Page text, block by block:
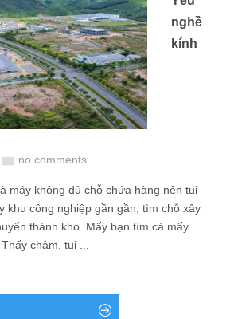
nghề
kính
no comments
máy không đủ chỗ chứa hàng nên tui
khu công nghiệp gần gần, tìm chỗ xây
thành kho. Mấy bạn tìm cả mấy
chậm, tui ...